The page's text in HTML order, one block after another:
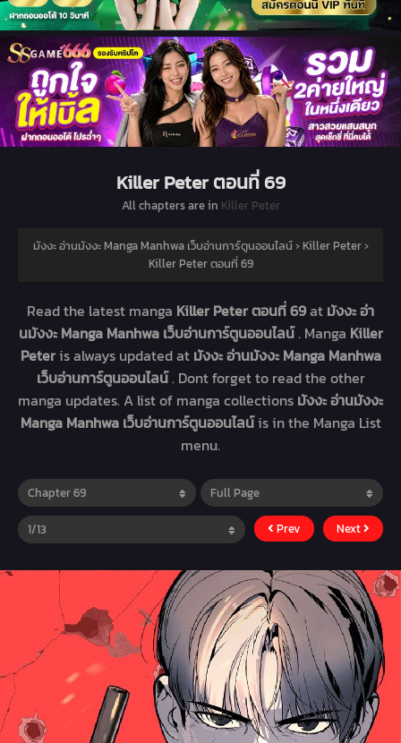
Killer Peter ตอนที่ 69
All chapters are in Killer Peter
มังงะ อ่านมังงะ Manga Manhwa เว็บอ่านการ์ตูนออนไลน์› Killer Peter›
Killer Peter ตอนที่ 69
Read the latest manga Killer Peter ตอนที่ 69at มังงะ อ่า
นมังงะ Manga Manhwa เว็บอ่านการ์ตูนออนไลน์. Manga Killer
Peteris always updated at มังงะ อ่านมังงะ Manga Manhwa
เว็บอ่านการ์ตูนออนไลน์. Dont forget to read the other
manga updates. A list of manga collections มังงะ อ่านมังงะ
Manga Manhwa เว็บอ่านการ์ตูนออนไลน์is in the Manga List
menu.
Prev Next